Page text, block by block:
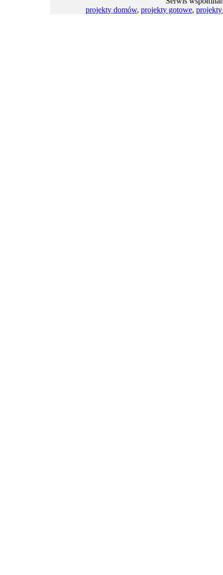
projekty domów, projekty gotowe,